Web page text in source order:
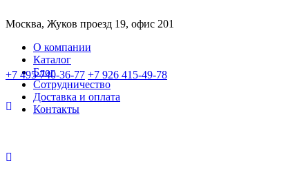
Москва, Жуков проезд 19, офис 201
О компании
Каталог
Блог
Сотрудничество
Доставка и оплата
Контакты
+7 495 740-36-77 +7 926 415-49-78